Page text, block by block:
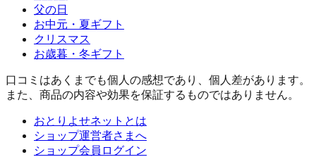
父の日
お中元・夏ギフト
クリスマス
お歳暮・冬ギフト
口コミはあくまでも個人の感想であり、個人差があります。
また、商品の内容や効果を保証するものではありません。
おとりよせネットとは
ショップ運営者さまへ
ショップ会員ログイン